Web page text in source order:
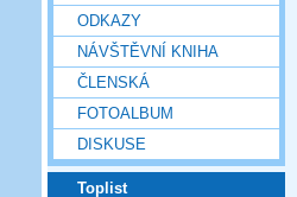
ODKAZY
NÁVŠTĚVNÍ KNIHA
ČLENSKÁ
FOTOALBUM
DISKUSE
Toplist